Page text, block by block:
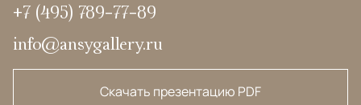
+7 (495) 789-77-89
info@ansygallery.ru
Скачать презентацию PDF